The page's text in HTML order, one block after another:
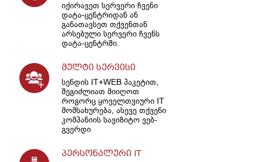
იქირავეთ სერვერი ჩვენი
დატა-ცენტრიდან ან
განათავსეთ თქვენთან
არსებული სერვერი ჩვენს
დატა-ცენტრში.
მულტი სერვისი
სენდის IT+WEB პაკეტით,
შეგიძლიათ მიიღოთ
როგორც ყოველთვიური IT
მომსახურება, ასევე თქვენი
კომპანიის სავიზიტო ვებ-
გვერდი
პერსონალური IT